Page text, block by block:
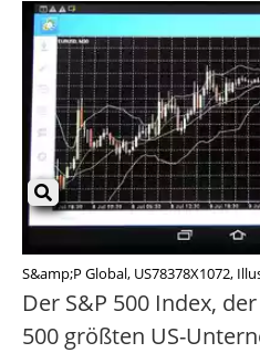
S&amp;P Global, US78378X1072,
Der S&P 500 Index,
500 größten US-